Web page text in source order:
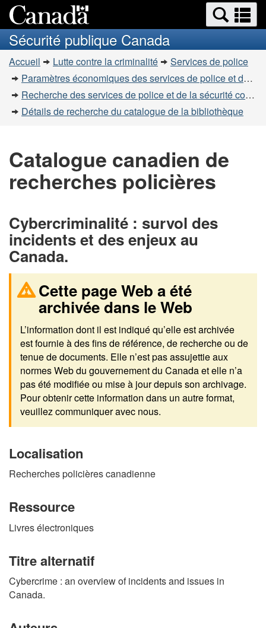
au
contenu
principal
à
la
version
HTML
simplifiée
Recherche
et
menus
et
Sécurité publique Canada
Vous
êtes
ici
Accueil Lutte contre la criminalité
Services de police
Paramètres économiques des services de police et de la sécurité communautaire
Recherche des services de police et de la sécurité communautaire
Détails de recherche du catalogue de la bibliothèque
Catalogue canadien de
recherches policières
Cybercriminalité : survol des
incidents et des enjeux au
Canada.
Cette page Web a été
archivée dans le Web
L’information dont il est indiqué qu’elle est archivée
est fournie à des fins de référence, de recherche ou de
tenue de documents. Elle n’est pas assujettie aux
normes Web du gouvernement du Canada et elle n’a
pas été modifiée ou mise à jour depuis son archivage.
Pour obtenir cette information dans un autre format,
veuillez communiquer avec nous.
Localisation
Recherches policières canadienne
Ressource
Livres électroniques
Titre alternatif
Cybercrime : an overview of incidents and issues in
Canada.